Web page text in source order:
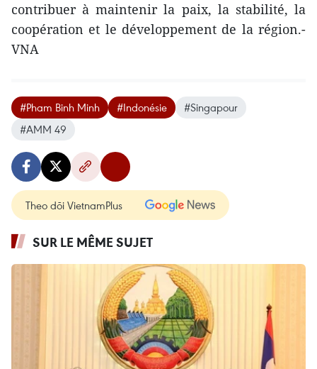
contribuer à maintenir la paix, la stabilité, la
coopération et le développement de la région.-
VNA
#Pham Binh Minh #Indonésie
#Singapour
#AMM 49
Theo dõi VietnamPlus
SUR LE MÊME SUJET